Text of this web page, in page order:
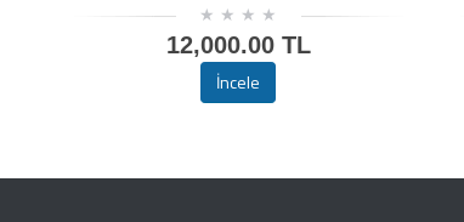
12,000.00 TL
İncele